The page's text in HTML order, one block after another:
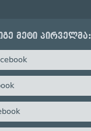
მეტი პირველმა: